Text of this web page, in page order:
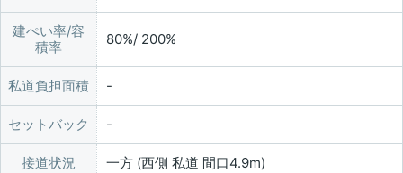
建ぺい率/容
積率
80%/ 200%
私道負担面積
セットバック
接道状況 一方 (西側 私道 間口4.9m)